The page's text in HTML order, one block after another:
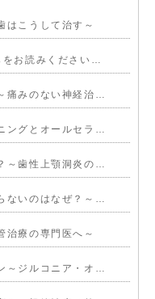
はこうして治す～
をお読みください…
痛みのない神経治…
ングとオールセラ…
～歯性上顎洞炎の…
ないのはなぜ？～…
治療の専門医へ～
～ジルコニア・オ…